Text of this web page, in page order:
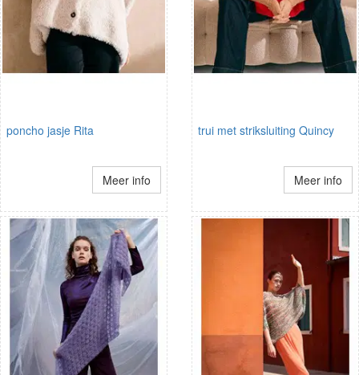
poncho jasje Rita
Meer info
trui met striksluiting Quincy
Meer info